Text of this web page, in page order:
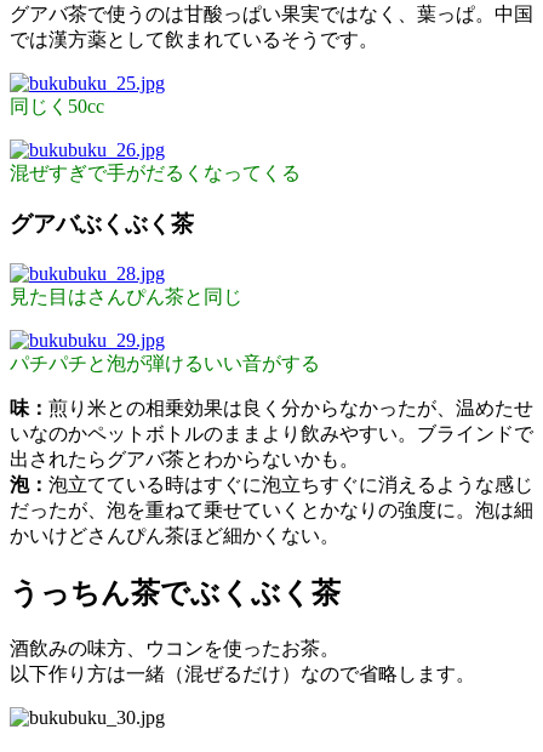
グアバ茶で使うのは甘酸っぱい果実ではなく、葉っぱ。中国
では漢方薬として飲まれているそうです。
同じく50cc
混ぜすぎで手がだるくなってくる
グアバぶくぶく茶
見た目はさんぴん茶と同じ
パチパチと泡が弾けるいい音がする
味： 煎り米との相乗効果は良く分からなかったが、温めたせ
いなのかペットボトルのままより飲みやすい。ブラインドで
出されたらグアバ茶とわからないかも。
泡： 泡立てている時はすぐに泡立ちすぐに消えるような感じ
だったが、泡を重ねて乗せていくとかなりの強度に。泡は細
かいけどさんぴん茶ほど細かくない。
うっちん茶でぶくぶく茶
酒飲みの味方、ウコンを使ったお茶。
以下作り方は一緒（混ぜるだけ）なので省略します。